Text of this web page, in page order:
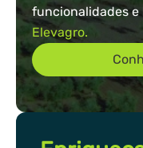
funcionalidades
Elevagro.